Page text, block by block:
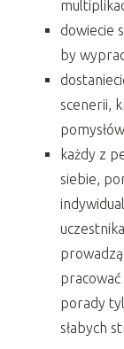
dowiecie
by
scenerii,
każdy z
siebie,
pracować
porady
słabych